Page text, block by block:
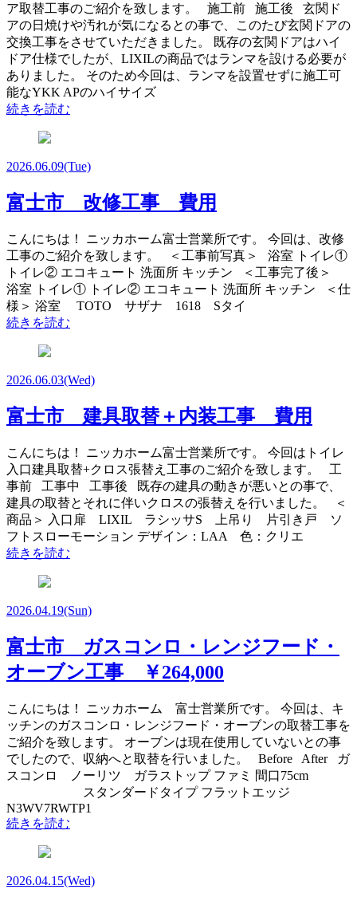
ア取替工事のご紹介を致します。 施工前 施工後 玄関ド
アの日焼けや汚れが気になるとの事で、このたび玄関ドアの
交換工事をさせていただきました。 既存の玄関ドアはハイ
ドア仕様でしたが、LIXILの商品ではランマを設ける必要が
ありました。 そのため今回は、ランマを設置せずに施工可
能なYKK APのハイサイズ
続きを読む
2026.06.09(Tue)
富士市 改修工事 費用
こんにちは！ ニッカホーム富士営業所です。 今回は、改修
工事のご紹介を致します。 ＜工事前写真＞ 浴室 トイレ①
トイレ② エコキュート 洗面所 キッチン ＜工事完了後＞
浴室 トイレ① トイレ② エコキュート 洗面所 キッチン ＜仕
様＞ 浴室 TOTO サザナ 1618 Sタイ
続きを読む
2026.06.03(Wed)
富士市 建具取替＋内装工事 費用
こんにちは！ ニッカホーム富士営業所です。 今回はトイレ
入口建具取替+クロス張替え工事のご紹介を致します。 工
事前 工事中 工事後 既存の建具の動きが悪いとの事で、
建具の取替とそれに伴いクロスの張替えを行いました。 ＜
商品＞ 入口扉 LIXIL ラシッサS 上吊り 片引き戸 ソ
フトスローモーション デザイン：LAA 色：クリエ
続きを読む
2026.04.19(Sun)
富士市 ガスコンロ・レンジフード・
オーブン工事 ￥264,000
こんにちは！ ニッカホーム 富士営業所です。 今回は、キ
ッチンのガスコンロ・レンジフード・オーブンの取替工事を
ご紹介を致します。 オーブンは現在使用していないとの事
でしたので、収納へと取替を行いました。 Before After ガ
スコンロ ノーリツ ガラストップ ファミ 間口75cm
スタンダードタイプ フラットエッジ
N3WV7RWTP1
続きを読む
2026.04.15(Wed)